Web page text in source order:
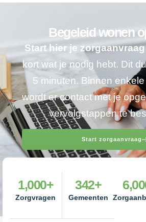
Begeleid wonen
Start hier je zorgaanvraag
kort wat je nodig hebt. Dit
5 minuten. Binnen
wordt er contact met je
vervolgstappen te
Start zorgaanvraag
Zorgvragen
1,000+
Gemeenten
342+